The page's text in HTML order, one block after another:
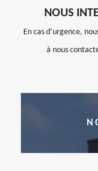
NOUS
En cas d’urgence,
à nous